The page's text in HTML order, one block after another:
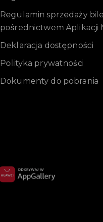
Regulamin sprzedaży
pośrednictwem Aplikacji
Deklaracja dostępności
Polityka prywatności
Dokumenty do pobrania